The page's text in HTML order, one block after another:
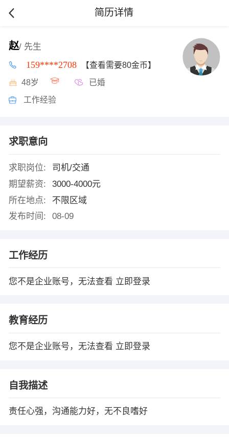
简历详情
赵/ 先生
159****2708 【查看需要80金币】
48岁 已婚
工作经验
求职意向
求职岗位:
司机/交通
期望薪资:
3000-4000元
所在地点:
不限区域
发布时间:
08-09
工作经历
您不是企业账号，无法查看 立即登录
教育经历
您不是企业账号，无法查看 立即登录
自我描述
责任心强，沟通能力好，无不良嗜好